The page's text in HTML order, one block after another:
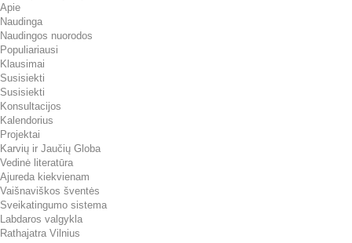
Apie
Naudinga
Naudingos nuorodos
Populiariausi
Klausimai
Susisiekti
Susisiekti
Konsultacijos
Kalendorius
Projektai
Karvių ir Jaučių Globa
Vedinė literatūra
Ajureda kiekvienam
Vaišnaviškos šventės
Sveikatingumo sistema
Labdaros valgykla
Rathajatra Vilnius